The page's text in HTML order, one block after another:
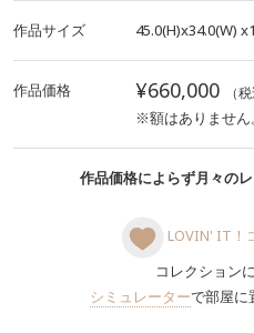
作品サイズ 45.0(H)x34.0(W)
作品価格 ¥660,000 （
※額はありません。
作品価格によらず月々の
LOVIN' IT！
コレクション
シミュレーターで部屋に